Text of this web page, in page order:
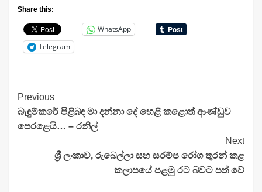
Share this:
WhatsApp
Telegram
Continue
Reading
Previous
බැඳුම්කරේ පිළිබඳ මා දන්නා දේ හෙළි කළොත් ආණ්ඩුව
පෙරළෙයි… – රනිල්
Next
ශ්‍රී ලංකාව, රුබෙල්ලා සහ සරම්ප රෝග තුරන් කළ
කලාපයේ පළමු රට බවට පත් වේ